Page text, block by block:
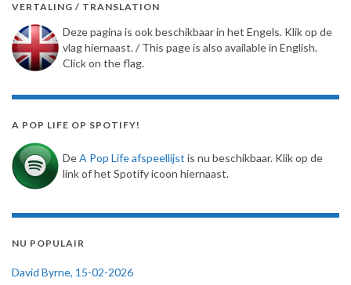
VERTALING / TRANSLATION
Deze pagina is ook beschikbaar in het Engels. Klik op de
vlag hiernaast. / This page is also available in English.
Click on the flag.
A POP LIFE OP SPOTIFY!
DeA Pop Life afspeellijst is nu beschikbaar. Klik op de
link of het Spotify icoon hiernaast.
NU POPULAIR
David Byrne, 15-02-2026